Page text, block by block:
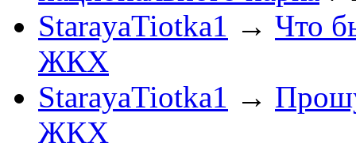
StarayaTiotka1 → Что
ЖКХ
StarayaTiotka1 →
ЖКХ